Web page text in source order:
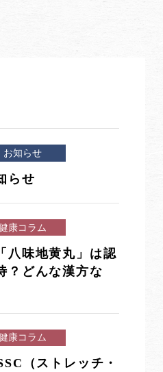
お知らせ
らせ
康コラム
八味地黄丸」は認
？どんな漢方な
康コラム
（ストレッチ・